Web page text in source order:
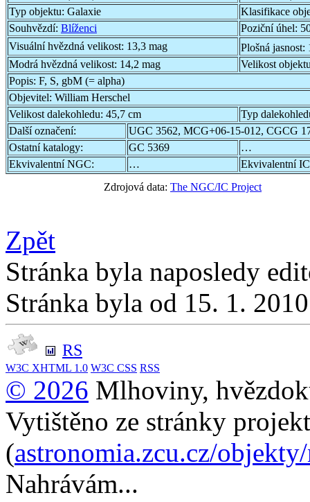
Typ objektu: Galaxie
Klasifikace
Souhvězdí: Blíženci Poziční úhel:
Visuální hvězdná velikost: 13,3 mag Plošná jasnost:
Modrá hvězdná velikost: 14,2 mag
Velikost
Popis: F, S, gbM (= alpha)
Objevitel: William Herschel
Velikost dalekohledu: 45,7 cm
Typ
Další označení:
UGC 3562, MCG+06-15-012, CGCG
Ostatní katalogy:
GC 5369
…
Ekvivalentní NGC:
…
Ekvivalentní
Zdrojová data: The NGC/IC Project
Zpět
Stránka byla naposledy
Stránka byla od 15. 1.
RS
W3C XHTML 1.0 W3C CSS RSS
© 2026 Mlhoviny,
Vytištěno ze stránky
(astronomia.zcu.cz/
Nahrávám...